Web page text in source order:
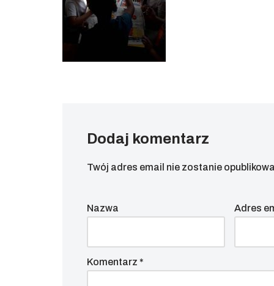
Dodaj komentarz
Twój adres email nie zostanie
Nazwa Adres
Komentarz *